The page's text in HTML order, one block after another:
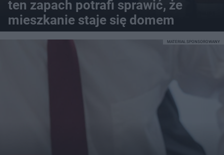
ten zapach potrafi sprawić, że
mieszkanie staje się domem
MATERIAŁ SPONSOROWANY